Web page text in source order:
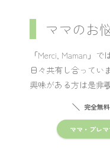
ママのお
「Merci, Maman」
日々共有し合ってい
興味がある方は是非
完全無
ママ・プレ